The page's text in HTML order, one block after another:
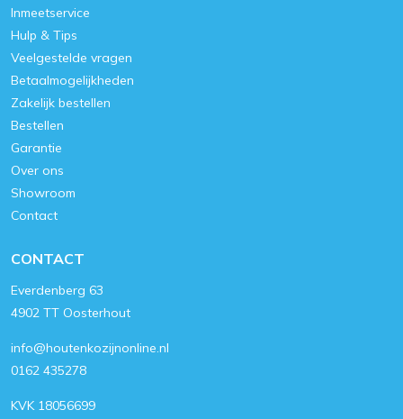
Inmeetservice
Hulp & Tips
Veelgestelde vragen
Betaalmogelijkheden
Zakelijk bestellen
Bestellen
Garantie
Over ons
Showroom
Contact
CONTACT
Everdenberg 63
4902 TT Oosterhout
info@houtenkozijnonline.nl
0162 435278
KVK 18056699